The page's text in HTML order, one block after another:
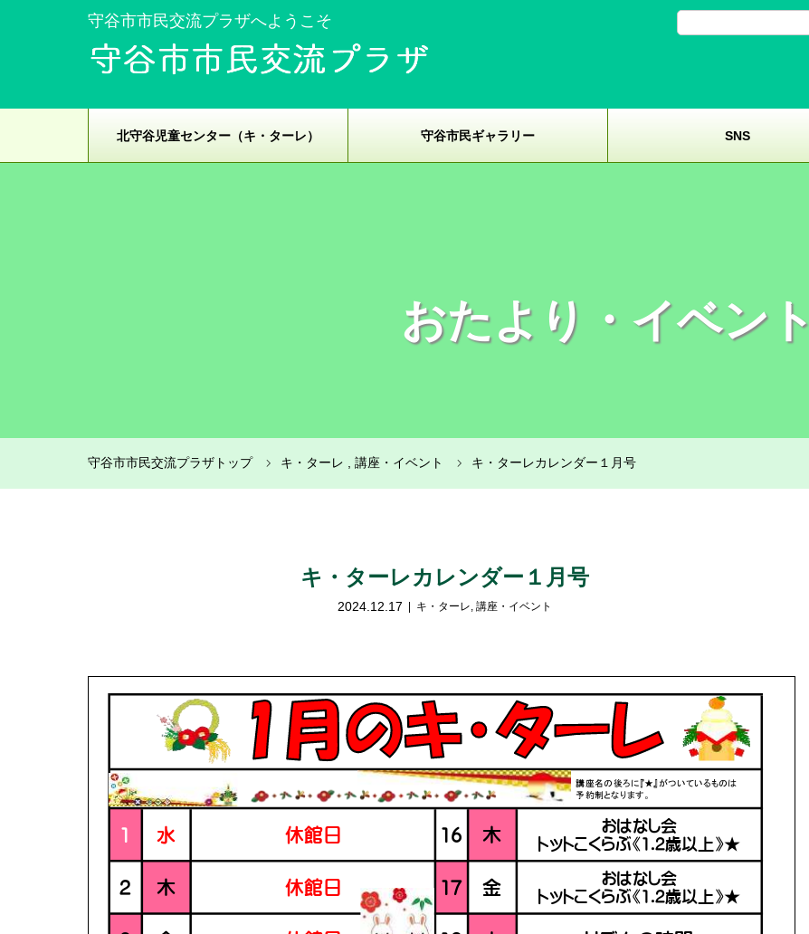
守谷市市民交流プラザへようこそ
北守谷児童センター（キ・ターレ） 守谷市民ギャラリー SNS
おたより・イベント
守谷市市民交流プラザトップ キ・ターレ 講座・イベント キ・ターレカレンダー１月号
キ・ターレカレンダー１月号
2024.12.17 キ・ターレ,講座・イベント